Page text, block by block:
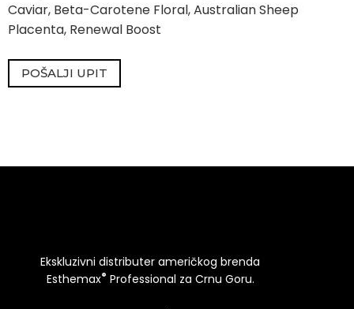
Caviar, Beta-Carotene Floral, Australian Sheep
Placenta, Renewal Boost
POŠALJI UPIT
Ekskluzivni distributer američkog brenda
Esthemax® Professional za Crnu Goru.